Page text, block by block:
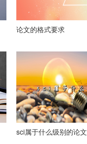
论文的格式要求
sci属于什么级别的论文